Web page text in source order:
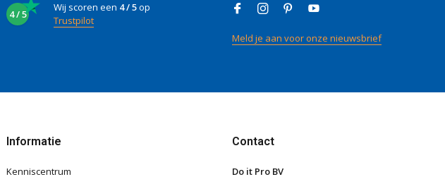
4 / 5
Wij scoren een 4 / 5op
Trustpilot
Meld je aan voor onze nieuwsbrief
Informatie
Kenniscentrum
Contact
Do it Pro BV